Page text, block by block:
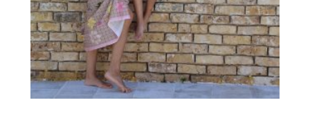
בעמוד
המוצר